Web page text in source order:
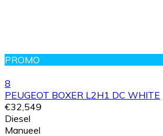
PROMO
8
PEUGEOT BOXER L2H1 DC WHITE
€32,549
Diesel
Manueel